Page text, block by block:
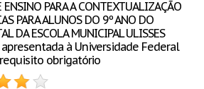
ENSINO PARA A CONTEXTUALIZAÇÃO
PARA ALUNOS DO 9º ANO DO
DA ESCOLA MUNICIPAL ULISSES
apresentada à Universidade Federal
obrigatório